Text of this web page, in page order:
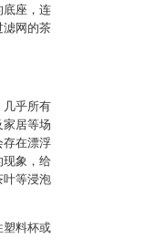
底座，连
滤网的茶
几乎所有
家居等场
存在漂浮
现象，给
叶等浸泡
塑料杯或